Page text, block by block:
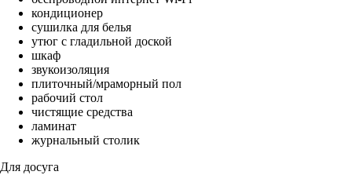
кондиционер
сушилка для белья
утюг с гладильной доской
шкаф
звукоизоляция
плиточный/мраморный пол
рабочий стол
чистящие средства
ламинат
журнальный столик
Для досуга